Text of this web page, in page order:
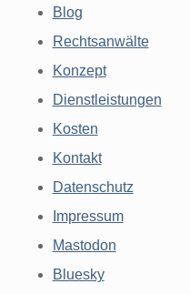
Blog
Rechtsanwälte
Konzept
Dienstleistungen
Kosten
Kontakt
Datenschutz
Impressum
Mastodon
Bluesky